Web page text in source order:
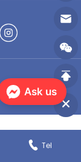
Tel
Ask us